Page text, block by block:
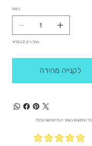
כמות
נותרו רק 2 במלאי
לקנייה מהירה
כל התמונות באתר הן להמחשה בלבד.